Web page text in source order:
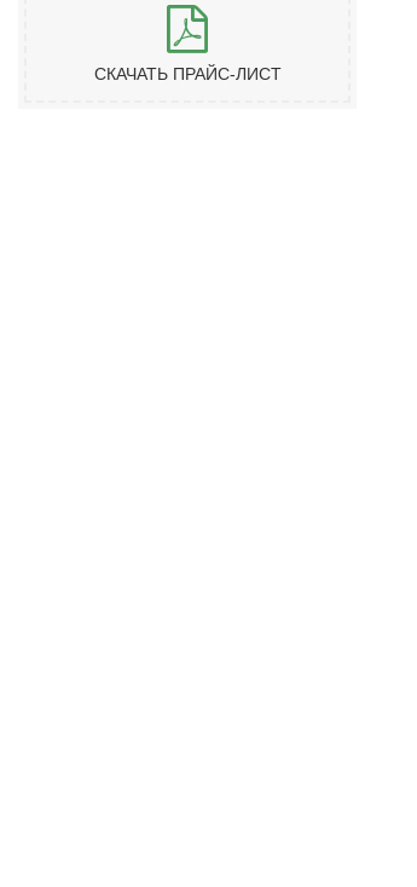
СКАЧАТЬ ПРАЙС-ЛИСТ